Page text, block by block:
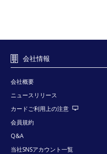
会社情報
会社概要
ニュースリリース
カードご利用上の注意
会員規約
Q&A
当社SNSアカウント一覧